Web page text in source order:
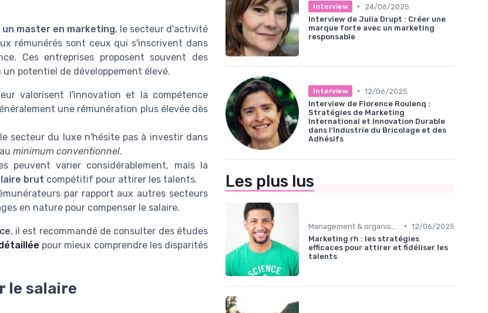
master en marketing, le secteur d'activité
rémunérés sont ceux qui s'inscrivent dans
Ces entreprises proposent souvent des
un potentiel de développement élevé.
valorisent l'innovation et la compétence
une rémunération plus élevée dès
secteur du luxe n'hésite pas à investir dans
minimum conventionnel.
peuvent varier considérablement, mais la
brut compétitif pour attirer les talents.
par rapport aux autres secteurs
en nature pour compenser le salaire.
, il est recommandé de consulter des études
pour mieux comprendre les disparités
le salaire
Interview •
24/06/2025
Interview de Julia Drupt : Créer une
marque forte avec un marketing
responsable
Interview • 12/06/2025
Interview de Florence Roulenq :
Stratégies de Marketing
International et Innovation Durable
dans l'Industrie du Bricolage et des
Adhésifs
Les plus lus
• 12/06/2025
Marketing rh : les stratégies
efficaces pour attirer et fidéliser les
talents